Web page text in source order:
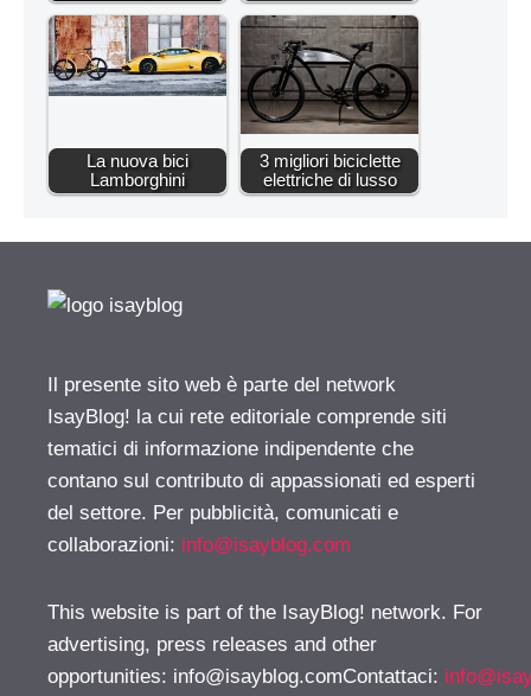
La nuova bici
Lamborghini
3 migliori biciclette
elettriche di lusso
Il presente sito web è parte del network
IsayBlog! la cui rete editoriale comprende siti
tematici di informazione indipendente che
contano sul contributo di appassionati ed esperti
del settore. Per pubblicità, comunicati e
collaborazioni: info@isayblog.com
This website is part of the IsayBlog! network. For
advertising, press releases and other
opportunities: info@isayblog.comContattaci: